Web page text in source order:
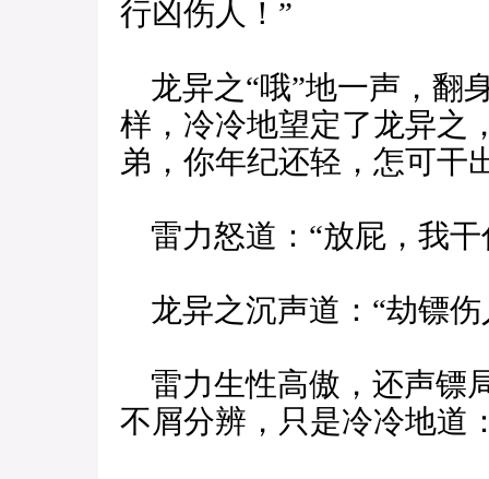
行凶伤人！”
龙异之“哦”地一声，翻
样，冷冷地望定了龙异之
弟，你年纪还轻，怎可干
雷力怒道：“放屁，我干
龙异之沉声道：“劫镖伤
雷力生性高傲，还声镖
不屑分辨，只是冷冷地道